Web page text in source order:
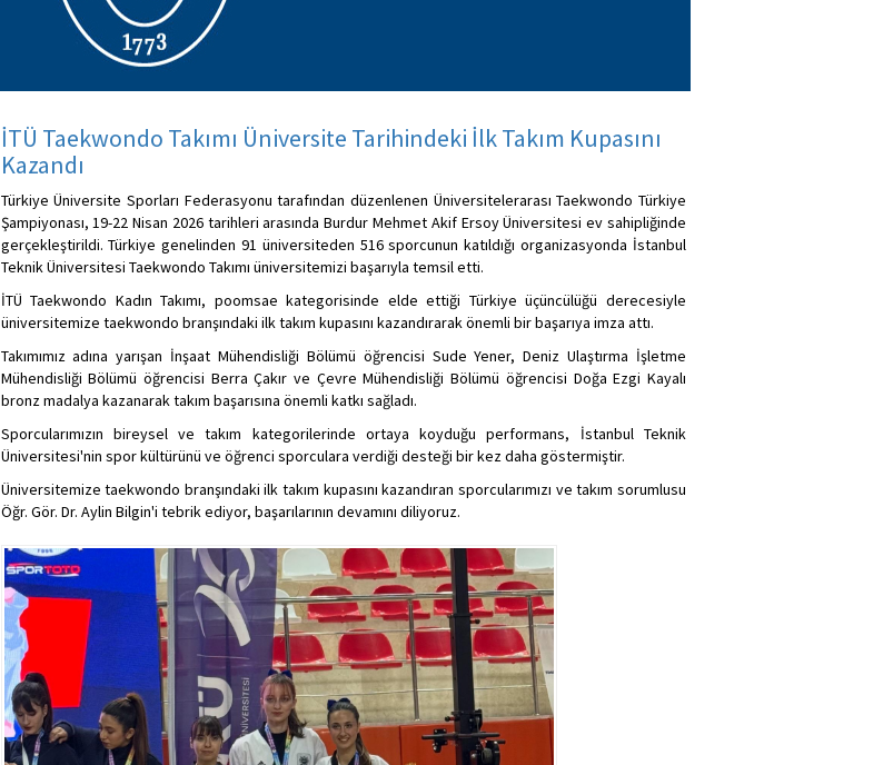
İTÜ Taekwondo Takımı Üniversite Tarihindeki İlk Takım Kupasını
Kazandı
Türkiye Üniversite Sporları Federasyonu tarafından düzenlenen Üniversitelerarası Taekwondo Türkiye
Şampiyonası, 19-22 Nisan 2026 tarihleri arasında Burdur Mehmet Akif Ersoy Üniversitesi ev sahipliğinde
gerçekleştirildi. Türkiye genelinden 91 üniversiteden 516 sporcunun katıldığı organizasyonda İstanbul
Teknik Üniversitesi Taekwondo Takımı üniversitemizi başarıyla temsil etti.
İTÜ Taekwondo Kadın Takımı, poomsae kategorisinde elde ettiği Türkiye üçüncülüğü derecesiyle
üniversitemize taekwondo branşındaki ilk takım kupasını kazandırarak önemli bir başarıya imza attı.
Takımımız adına yarışan İnşaat Mühendisliği Bölümü öğrencisi Sude Yener, Deniz Ulaştırma İşletme
Mühendisliği Bölümü öğrencisi Berra Çakır ve Çevre Mühendisliği Bölümü öğrencisi Doğa Ezgi Kayalı
bronz madalya kazanarak takım başarısına önemli katkı sağladı.
Sporcularımızın bireysel ve takım kategorilerinde ortaya koyduğu performans, İstanbul Teknik
Üniversitesi'nin spor kültürünü ve öğrenci sporculara verdiği desteği bir kez daha göstermiştir.
Üniversitemize taekwondo branşındaki ilk takım kupasını kazandıran sporcularımızı ve takım sorumlusu
Öğr. Gör. Dr. Aylin Bilgin'i tebrik ediyor, başarılarının devamını diliyoruz.